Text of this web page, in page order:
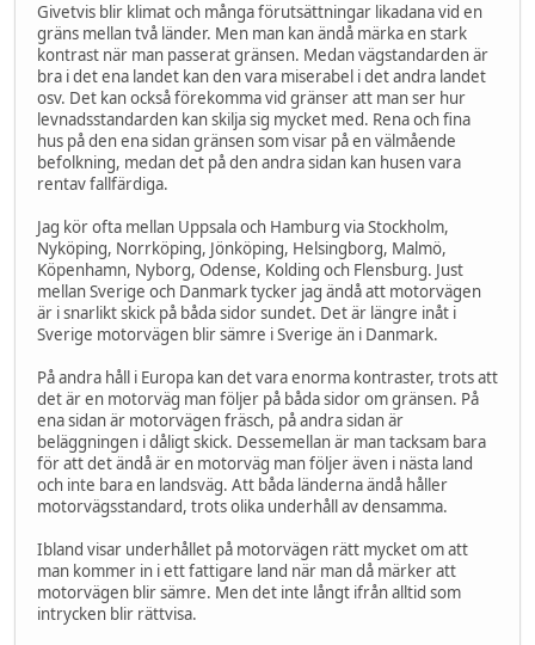
Givetvis blir klimat och många förutsättningar likadana vid en
gräns mellan två länder. Men man kan ändå märka en stark
kontrast när man passerat gränsen. Medan vägstandarden är
bra i det ena landet kan den vara miserabel i det andra landet
osv. Det kan också förekomma vid gränser att man ser hur
levnadsstandarden kan skilja sig mycket med. Rena och fina
hus på den ena sidan gränsen som visar på en välmående
befolkning, medan det på den andra sidan kan husen vara
rentav fallfärdiga.
Jag kör ofta mellan Uppsala och Hamburg via Stockholm,
Nyköping, Norrköping, Jönköping, Helsingborg, Malmö,
Köpenhamn, Nyborg, Odense, Kolding och Flensburg. Just
mellan Sverige och Danmark tycker jag ändå att motorvägen
är i snarlikt skick på båda sidor sundet. Det är längre inåt i
Sverige motorvägen blir sämre i Sverige än i Danmark.
På andra håll i Europa kan det vara enorma kontraster, trots att
det är en motorväg man följer på båda sidor om gränsen. På
ena sidan är motorvägen fräsch, på andra sidan är
beläggningen i dåligt skick. Dessemellan är man tacksam bara
för att det ändå är en motorväg man följer även i nästa land
och inte bara en landsväg. Att båda länderna ändå håller
motorvägsstandard, trots olika underhåll av densamma.
Ibland visar underhållet på motorvägen rätt mycket om att
man kommer in i ett fattigare land när man då märker att
motorvägen blir sämre. Men det inte långt ifrån alltid som
intrycken blir rättvisa.